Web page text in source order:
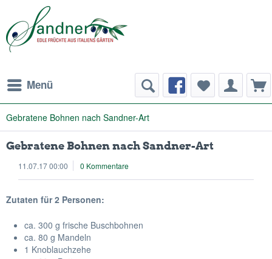
Menü
Gebratene Bohnen nach Sandner-Art
Gebratene Bohnen nach Sandner-Art
11.07.17 00:00 0 Kommentare
Zutaten für 2 Personen:
ca. 300 g frische Buschbohnen
ca. 80 g Mandeln
1 Knoblauchzehe